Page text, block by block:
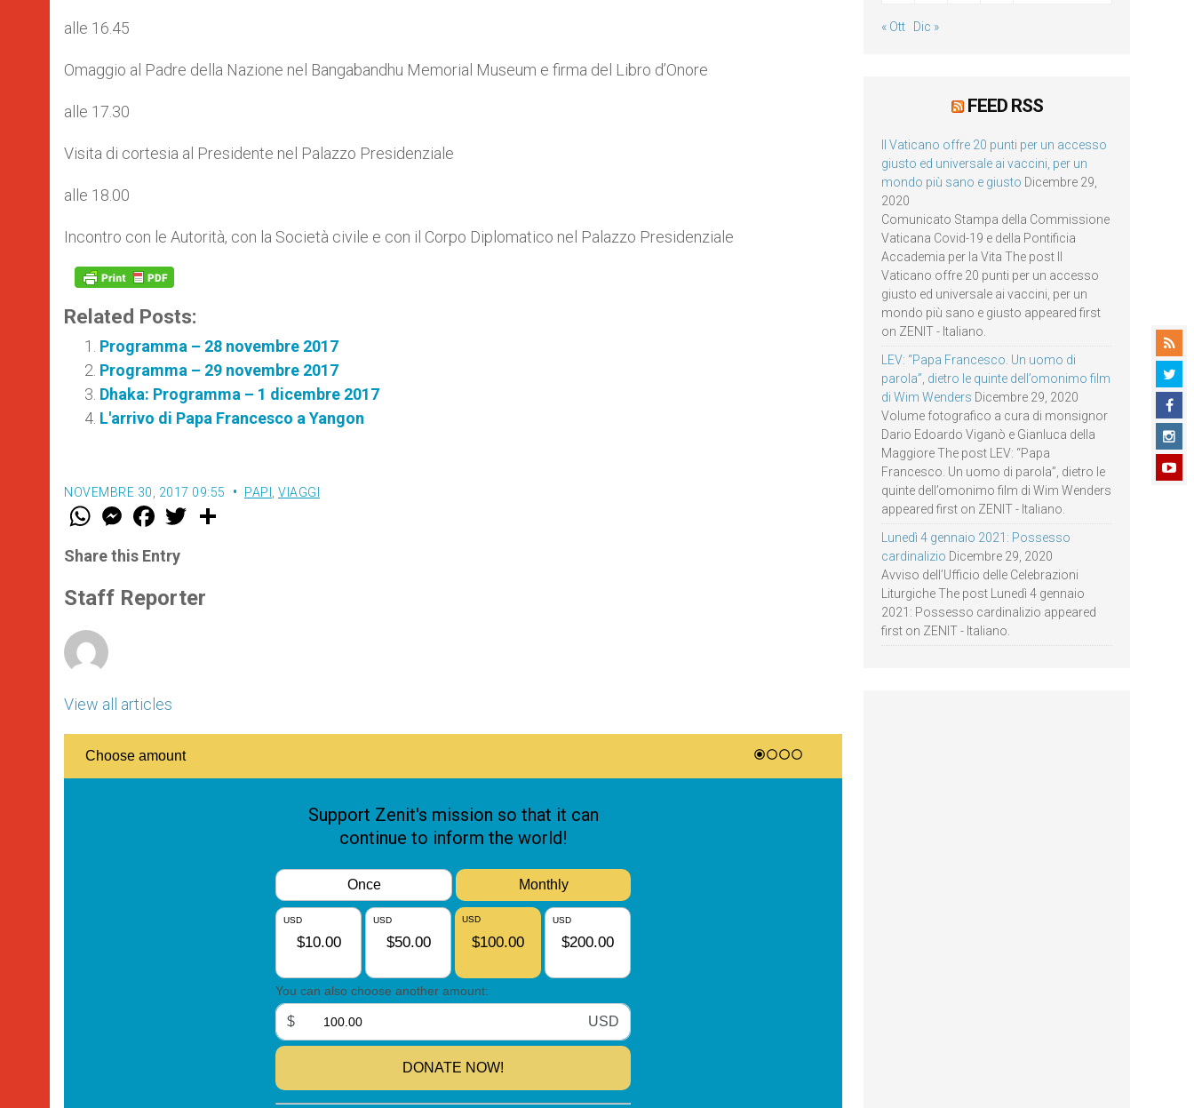
alle 16.45
Omaggio al Padre della Nazione nel Bangabandhu Memorial Museum e firma del Libro d’Onore
alle 17.30
Visita di cortesia al Presidente nel Palazzo Presidenziale
alle 18.00
Incontro con le Autorità, con la Società civile e con il Corpo Diplomatico nel Palazzo Presidenziale
Related Posts:
Programma – 28 novembre 2017
Programma – 29 novembre 2017
Dhaka: Programma – 1 dicembre 2017
L'arrivo di Papa Francesco a Yangon
NOVEMBRE 30, 2017 09:55 PAPI VIAGGI
W
t
s
p
p
M
e
s
e
g
e
F
a
e
b
o
k
w
r
Share this Entry
Staff Reporter
View all articles
« Ott Dic »
FEED RSS
Il Vaticano offre 20 punti per un accesso
giusto ed universale ai vaccini, per un
mondo più sano e giusto Dicembre 29,
2020
Comunicato Stampa della Commissione
Vaticana Covid-19 e della Pontificia
Accademia per la Vita The post Il
Vaticano offre 20 punti per un accesso
giusto ed universale ai vaccini, per un
mondo più sano e giusto appeared first
on ZENIT - Italiano.
LEV: “Papa Francesco. Un uomo di
parola”, dietro le quinte dell’omonimo film
di Wim Wenders Dicembre 29, 2020
Volume fotografico a cura di monsignor
Dario Edoardo Viganò e Gianluca della
Maggiore The post LEV: “Papa
Francesco. Un uomo di parola”, dietro le
quinte dell’omonimo film di Wim Wenders
appeared first on ZENIT - Italiano.
Lunedì 4 gennaio 2021: Possesso
cardinalizio Dicembre 29, 2020
Avviso dell’Ufficio delle Celebrazioni
Liturgiche The post Lunedì 4 gennaio
2021: Possesso cardinalizio appeared
first on ZENIT - Italiano.